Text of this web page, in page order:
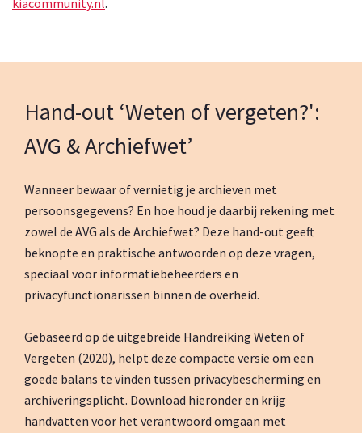
kiacommunity.nl.
Hand-out ‘Weten of vergeten?':
AVG & Archiefwet’
Wanneer bewaar of vernietig je archieven met
persoonsgegevens? En hoe houd je daarbij rekening met
zowel de AVG als de Archiefwet? Deze hand-out geeft
beknopte en praktische antwoorden op deze vragen,
speciaal voor informatiebeheerders en
privacyfunctionarissen binnen de overheid.
Gebaseerd op de uitgebreide Handreiking Weten of
Vergeten (2020), helpt deze compacte versie om een
goede balans te vinden tussen privacybescherming en
archiveringsplicht. Download hieronder en krijg
handvatten voor het verantwoord omgaan met